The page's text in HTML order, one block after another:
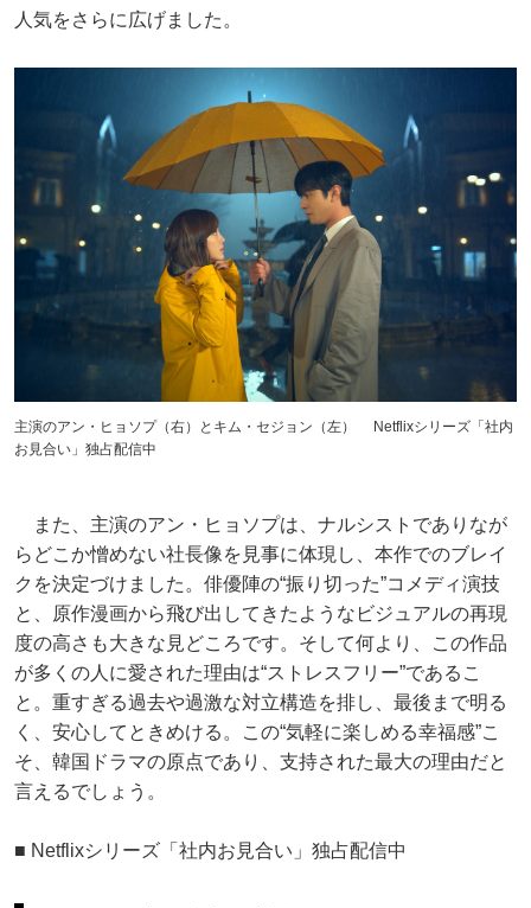
人気をさらに広げました。
主演のアン・ヒョソプ（右）とキム・セジョン（左） Netflixシリーズ「社内
お見合い」独占配信中
また、主演のアン・ヒョソプは、ナルシストでありなが
らどこか憎めない社長像を見事に体現し、本作でのブレイ
クを決定づけました。俳優陣の“振り切った”コメディ演技
と、原作漫画から飛び出してきたようなビジュアルの再現
度の高さも大きな見どころです。そして何より、この作品
が多くの人に愛された理由は“ストレスフリー”であるこ
と。重すぎる過去や過激な対立構造を排し、最後まで明る
く、安心してときめける。この“気軽に楽しめる幸福感”こ
そ、韓国ドラマの原点であり、支持された最大の理由だと
言えるでしょう。
■ Netflixシリーズ「社内お見合い」独占配信中